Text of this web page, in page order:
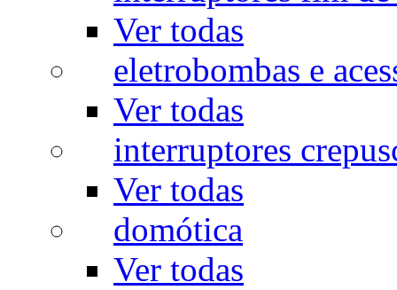
Ver todas
eletrobombas e
Ver todas
interruptores
Ver todas
domótica
Ver todas